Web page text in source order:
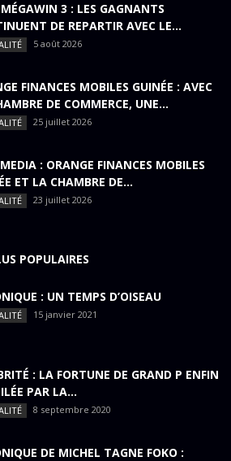
3 : LES GAGNANTS
DE REPARTIR AVEC LE...
5 août 2026
FINANCES MOBILES GUINÉE : AVEC
DE COMMERCE, UNE...
25 juillet 2026
: ORANGE FINANCES MOBILES
ET LA CHAMBRE DE...
23 juillet 2026
POPULAIRES
: UN TEMPS D’OISEAU
15 janvier 2021
: LA FORTUNE DE GRAND P ENFIN
PAR LA...
8 septembre 2020
DE MICHEL TAGNE FOKO :